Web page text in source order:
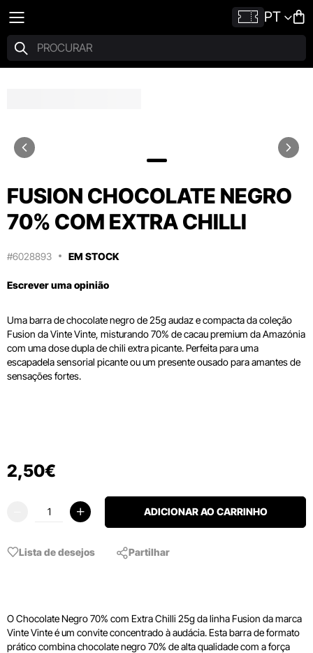
PT
FUSION CHOCOLATE NEGRO
70% COM EXTRA CHILLI
#6028893 EM STOCK
Escrever uma opinião
Uma barra de chocolate negro de 25g audaz e compacta da coleção
Fusion da Vinte Vinte, misturando 70% de cacau premium da Amazónia
com uma dose dupla de chili extra picante. Perfeita para uma
escapadela sensorial picante ou um presente ousado para amantes de
sensações fortes.
2,50€
ADICIONAR AO CARRINHO
Lista de desejos Partilhar
O Chocolate Negro 70% com Extra Chilli 25g da linha Fusion da marca
Vinte Vinte é um convite concentrado à audácia. Esta barra de formato
prático combina chocolate negro 70% de alta qualidade com a força